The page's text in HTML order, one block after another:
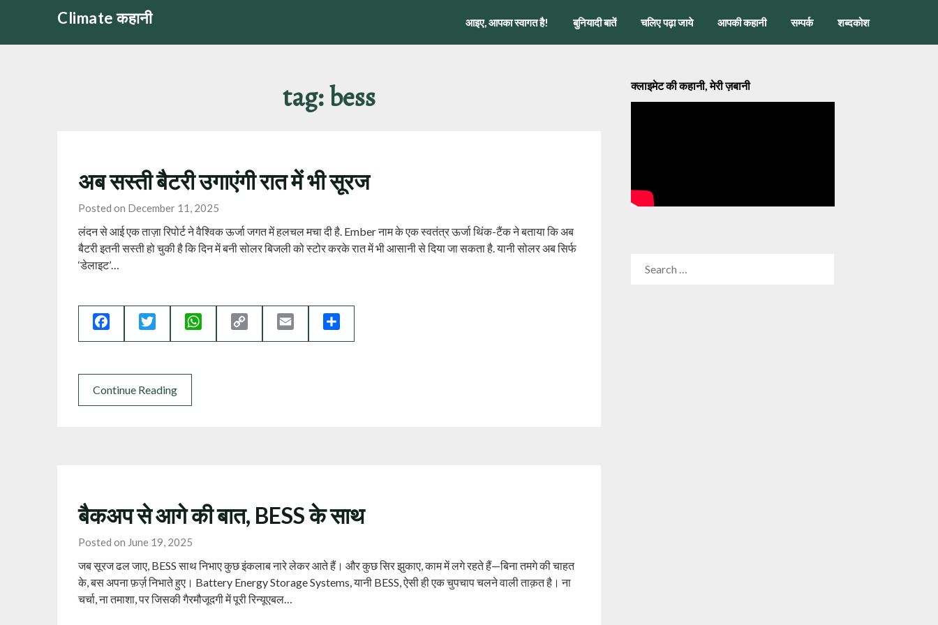
content
Climate कहानी आइए, आपका स्वागत है! बुनियादी बातें चलिए पढ़ा जाये आपकी कहानी सम्पर्क शब्दकोश
tag:bess
अब सस्ती बैटरी उगाएंगी रात में भी सूरज
Posted on December 11, 2025
लंदन से आई एक ताज़ा रिपोर्ट ने वैश्विक ऊर्जा जगत में हलचल मचा दी है. Ember नाम के एक स्वतंत्र ऊर्जा थिंक-टैंक ने बताया कि अब
बैटरी इतनी सस्ती हो चुकी है कि दिन में बनी सोलर बिजली को स्टोर करके रात में भी आसानी से दिया जा सकता है. यानी सोलर अब सिर्फ
‘डेलाइट’…
Facebook Twitter WhatsApp
Link
Continue Reading
बैकअप से आगे की बात, BESS के साथ
Posted on June 19, 2025
जब सूरज ढल जाए, BESS साथ निभाए कुछ इंकलाब नारे लेकर आते हैं। और कुछ सिर झुकाए, काम में लगे रहते हैं—बिना तमगे की चाहत
के, बस अपना फ़र्ज़ निभाते हुए। Battery Energy Storage Systems, यानी BESS, ऐसी ही एक चुपचाप चलने वाली ताक़त है। ना
चर्चा, ना तमाशा, पर जिसकी गैरमौजूदगी में पूरी रिन्यूएबल…
क्लाइमेट की कहानी, मेरी ज़बानी